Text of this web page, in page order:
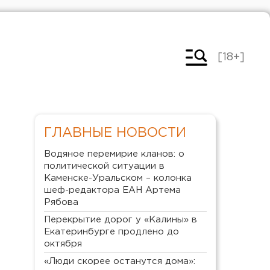
[18+]
ГЛАВНЫЕ НОВОСТИ
Водяное перемирие кланов: о
политической ситуации в
Каменске-Уральском – колонка
шеф-редактора ЕАН Артема
Рябова
Перекрытие дорог у «Калины» в
Екатеринбурге продлено до
октября
«Люди скорее останутся дома»: